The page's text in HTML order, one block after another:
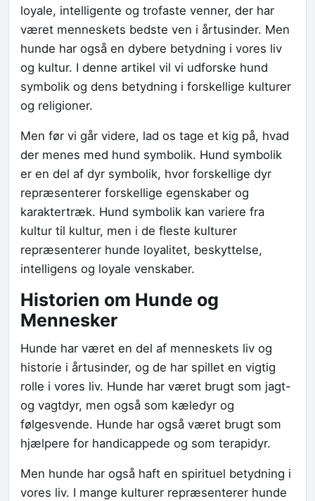
loyale, intelligente og trofaste venner, der har
været menneskets bedste ven i årtusinder. Men
hunde har også en dybere betydning i vores liv
og kultur. I denne artikel vil vi udforske hund
symbolik og dens betydning i forskellige kulturer
og religioner.
Men før vi går videre, lad os tage et kig på, hvad
der menes med hund symbolik. Hund symbolik
er en del af dyr symbolik, hvor forskellige dyr
repræsenterer forskellige egenskaber og
karaktertræk. Hund symbolik kan variere fra
kultur til kultur, men i de fleste kulturer
repræsenterer hunde loyalitet, beskyttelse,
intelligens og loyale venskaber.
Historien om Hunde og
Mennesker
Hunde har været en del af menneskets liv og
historie i årtusinder, og de har spillet en vigtig
rolle i vores liv. Hunde har været brugt som jagt-
og vagtdyr, men også som kæledyr og
følgesvende. Hunde har også været brugt som
hjælpere for handicappede og som terapidyr.
Men hunde har også haft en spirituel betydning i
vores liv. I mange kulturer repræsenterer hunde